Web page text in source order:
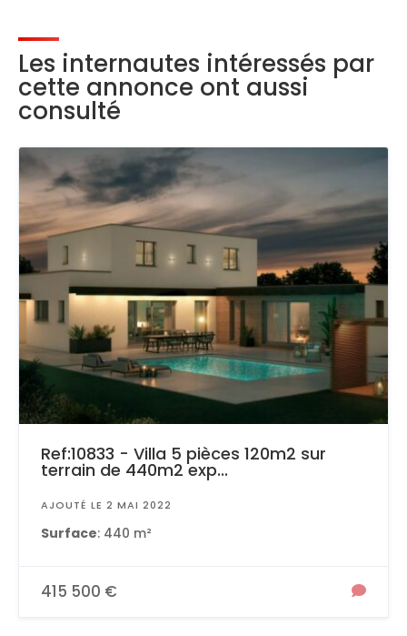
Les internautes intéressés par
cette annonce ont aussi
consulté
Ref:10833 - Villa 5 pièces 120m2 sur
terrain de 440m2 exp...
AJOUTÉ LE 2 MAI 2022
Surface: 440 m²
415 500 €